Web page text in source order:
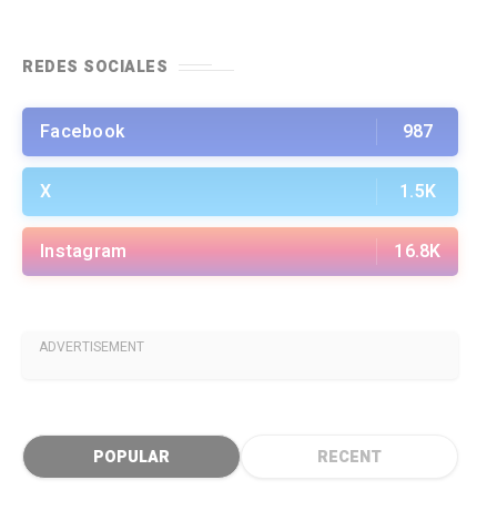
REDES SOCIALES
Facebook 987
X 1.5K
Instagram 16.8K
ADVERTISEMENT
POPULAR RECENT